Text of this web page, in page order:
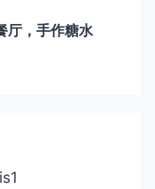
厅，手作糖水